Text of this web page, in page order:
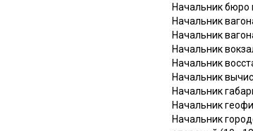
Начальник бюро
Начальник
Начальник
Начальник
Начальник
Начальник
Начальник
Начальник
Начальник